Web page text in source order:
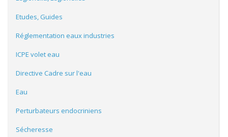
Etudes, Guides
Réglementation eaux industries
ICPE volet eau
Directive Cadre sur l'eau
Eau
Perturbateurs endocriniens
Sécheresse